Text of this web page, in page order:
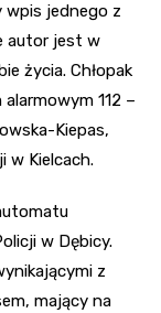
wpis jednego z
autor jest w
życia. Chłopak
112 –
Kiepas,
w Kielcach.
w Dębicy.
z
mający na